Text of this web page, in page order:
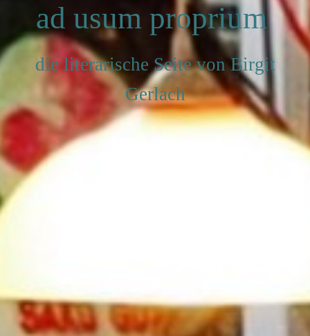
ad usum proprium
die literarische Seite von Birgit
Gerlach